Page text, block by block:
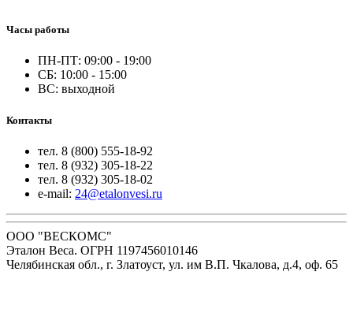
Часы работы
ПН-ПТ: 09:00 - 19:00
СБ: 10:00 - 15:00
ВС: выходной
Контакты
тел. 8 (800) 555-18-92
тел. 8 (932) 305-18-22
тел. 8 (932) 305-18-02
e-mail: 24@etalonvesi.ru
ООО "ВЕСКОМС"
Эталон Веса. ОГРН 1197456010146
Челябинская обл., г. Златоуст, ул. им В.П. Чкалова, д.4, оф. 65